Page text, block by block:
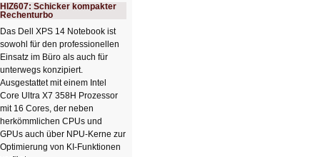
HIZ607: Schicker kompakter
Rechenturbo
Das Dell XPS 14 Notebook ist
sowohl für den professionellen
Einsatz im Büro als auch für
unterwegs konzipiert.
Ausgestattet mit einem Intel
Core Ultra X7 358H Prozessor
mit 16 Cores, der neben
herkömmlichen CPUs und
GPUs auch über NPU-Kerne zur
Optimierung von KI-Funktionen